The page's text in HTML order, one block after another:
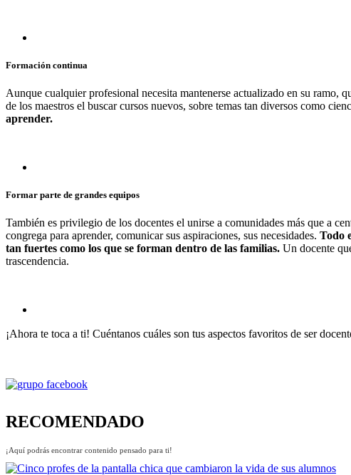
Formación continua
Aunque cualquier profesional necesita mantenerse actualizado en su ramo,
de los maestros el buscar cursos nuevos, sobre temas tan diversos como
aprender.
Formar parte de grandes equipos
También es privilegio de los docentes el unirse a comunidades más que a
congrega para aprender, comunicar sus aspiraciones, sus necesidades. Todo
tan fuertes como los que se forman dentro de las familias. Un docente
trascendencia.
¡Ahora te toca a ti! Cuéntanos cuáles son tus aspectos favoritos de ser
RECOMENDADO
¡Aquí podrás encontrar contenido pensado para ti!